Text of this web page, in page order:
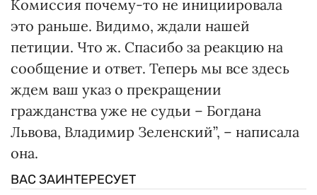
Комиссия почему-то не инициировала
это раньше. Видимо, ждали нашей
петиции. Что ж. Спасибо за реакцию на
сообщение и ответ. Теперь мы все здесь
ждем ваш указ о прекращении
гражданства уже не судьи – Богдана
Львова, Владимир Зеленский”, – написала
она.
ВАС ЗАИНТЕРЕСУЕТ